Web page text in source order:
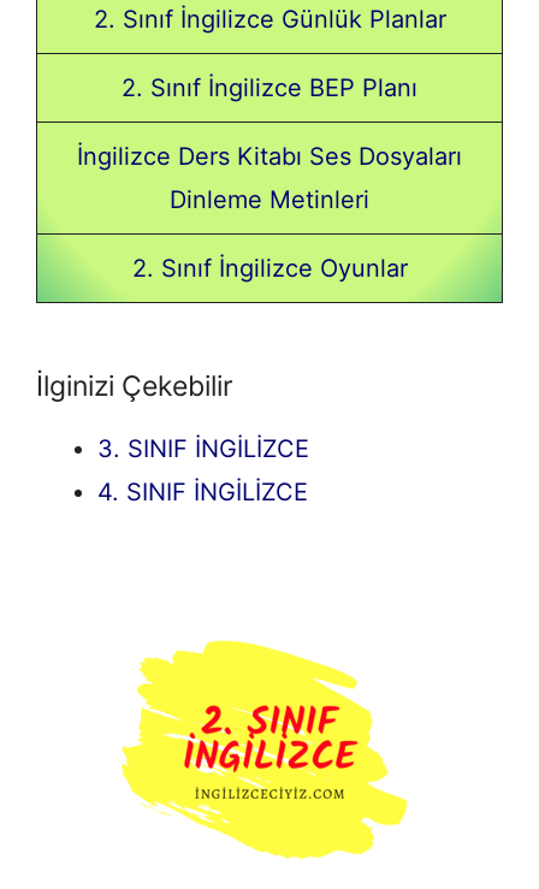
2. Sınıf İngilizce Günlük Planlar
2. Sınıf İngilizce BEP Planı
İngilizce Ders Kitabı Ses Dosyaları
Dinleme Metinleri
2. Sınıf İngilizce Oyunlar
İlginizi Çekebilir
3. SINIF İNGİLİZCE
4. SINIF İNGİLİZCE